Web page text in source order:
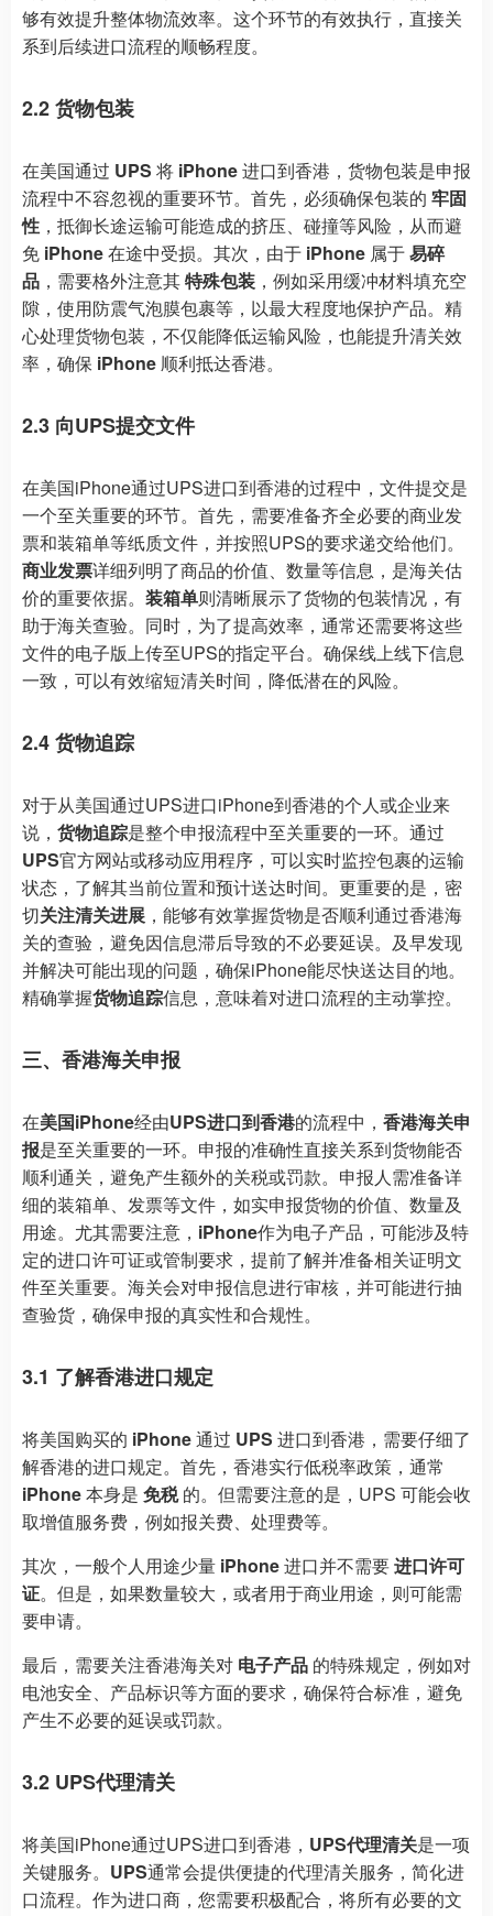
够有效提升整体物流效率。这个环节的有效执行，直接关
系到后续进口流程的顺畅程度。
2.2 货物包装
在美国通过 UPS 将 iPhone进口到香港，货物包装是申报
流程中不容忽视的重要环节。首先，必须确保包装的 牢固
性 ，抵御长途运输可能造成的挤压、碰撞等风险，从而避
免 iPhone在途中受损。其次，由于 iPhone 属于易碎
品 ，需要格外注意其特殊包装 ，例如采用缓冲材料填充空
隙，使用防震气泡膜包裹等，以最大程度地保护产品。精
心处理货物包装，不仅能降低运输风险，也能提升清关效
率，确保 iPhone 顺利抵达香港。
2.3 向UPS提交文件
在美国iPhone通过UPS进口到香港的过程中，文件提交是
一个至关重要的环节。首先，需要准备齐全必要的商业发
票和装箱单等纸质文件，并按照UPS的要求递交给他们。
商业发票详细列明了商品的价值、数量等信息，是海关估
价的重要依据。 装箱单则清晰展示了货物的包装情况，有
助于海关查验。同时，为了提高效率，通常还需要将这些
文件的电子版上传至UPS的指定平台。确保线上线下信息
一致，可以有效缩短清关时间，降低潜在的风险。
2.4 货物追踪
对于从美国通过UPS进口iPhone到香港的个人或企业来
说， 货物追踪是整个申报流程中至关重要的一环。通过
UPS官方网站或移动应用程序，可以实时监控包裹的运输
状态，了解其当前位置和预计送达时间。更重要的是，密
切关注清关进展 ，能够有效掌握货物是否顺利通过香港海
关的查验，避免因信息滞后导致的不必要延误。及早发现
并解决可能出现的问题，确保iPhone能尽快送达目的地。
精确掌握货物追踪信息，意味着对进口流程的主动掌控。
三、香港海关申报
在美国iPhone经由UPS进口到香港的流程中， 香港海关申
报是至关重要的一环。申报的准确性直接关系到货物能否
顺利通关，避免产生额外的关税或罚款。申报人需准备详
细的装箱单、发票等文件，如实申报货物的价值、数量及
用途。尤其需要注意， iPhone作为电子产品，可能涉及特
定的进口许可证或管制要求，提前了解并准备相关证明文
件至关重要。海关会对申报信息进行审核，并可能进行抽
查验货，确保申报的真实性和合规性。
3.1 了解香港进口规定
将美国购买的 iPhone通过 UPS 进口到香港，需要仔细了
解香港的进口规定。首先，香港实行低税率政策，通常
iPhone本身是 免税的。但需要注意的是，UPS 可能会收
取增值服务费，例如报关费、处理费等。
其次，一般个人用途少量 iPhone进口并不需要进口许可
证。但是，如果数量较大，或者用于商业用途，则可能需
要申请。
最后，需要关注香港海关对 电子产品 的特殊规定，例如对
电池安全、产品标识等方面的要求，确保符合标准，避免
产生不必要的延误或罚款。
3.2 UPS代理清关
将美国iPhone通过UPS进口到香港， UPS代理清关是一项
关键服务。 UPS通常会提供便捷的代理清关服务，简化进
口流程。作为进口商，您需要积极配合，将所有必要的文